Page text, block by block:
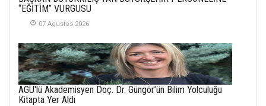
SEMRA ŞAHİN
KENDİNE UYANMAK
30 Temmuz 2026
“EĞİTİM” VURGUSU
07 Agustos 2026
AGÜ'lü Akademisyen Doç. Dr. Güngör’ün Bilim Yolculuğu
Kitapta Yer Aldı